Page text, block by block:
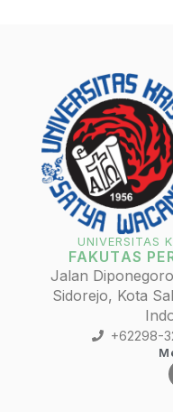
UNIVERSITAS
FAKUTAS
Jalan
Sidorejo, Kota
+62298-